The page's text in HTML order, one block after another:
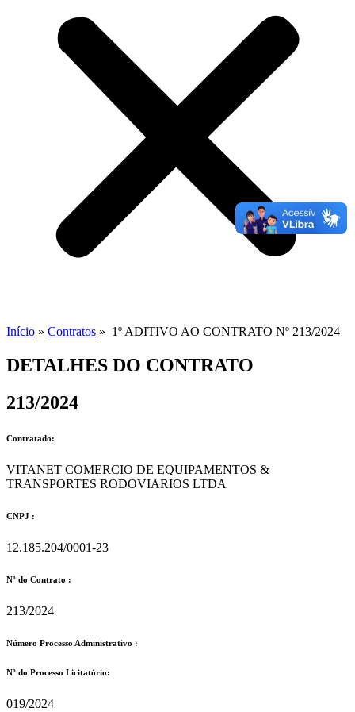
Início » Contratos » 1º ADITIVO AO CONTRATO Nº 213/2024
DETALHES DO CONTRATO​
213/2024
Contratado:
VITANET COMERCIO DE EQUIPAMENTOS &
TRANSPORTES RODOVIARIOS LTDA
CNPJ :
12.185.204/0001-23
Nº do Contrato :
213/2024
Número Processo Administrativo :
Nº do Processo Licitatório:
019/2024